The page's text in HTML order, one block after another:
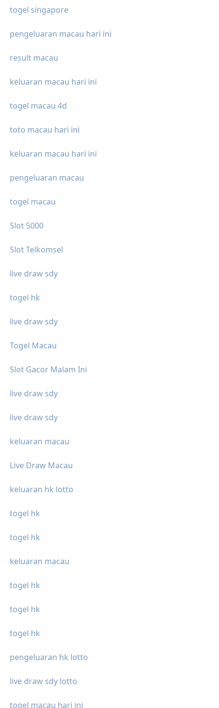
togel singapore
pengeluaran macau hari ini
result macau
keluaran macau hari ini
togel macau 4d
toto macau hari ini
keluaran macau hari ini
pengeluaran macau
togel macau
Slot 5000
Slot Telkomsel
live draw sdy
togel hk
live draw sdy
Togel Macau
Slot Gacor Malam Ini
live draw sdy
live draw sdy
keluaran macau
Live Draw Macau
keluaran hk lotto
togel hk
togel hk
keluaran macau
togel hk
togel hk
togel hk
pengeluaran hk lotto
live draw sdy lotto
togel macau hari ini